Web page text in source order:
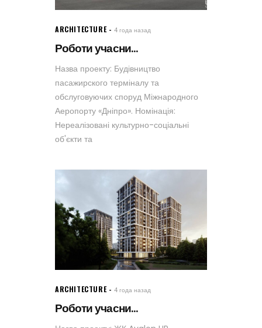
ARCHITECTURE 4 года назад
Роботи учасни...
Назва проекту: Будівництво
пасажирского терміналу та
обслуговуючих споруд Міжнародного
Аеропорту «Дніпро». Номінація:
Нереалізовані культурно-соціальні
об'єкти та
ARCHITECTURE 4 года назад
Роботи учасни...